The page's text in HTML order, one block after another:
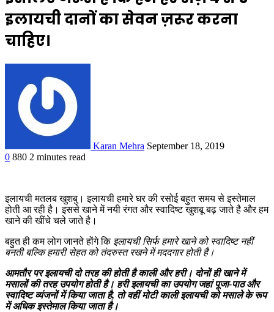
इलायची दानों का सेवन ज़रूर करना
चाहिए।
Karan Mehra September 18, 2019
0 880 2 minutes read
इलायची मतलब खुशबु। इलायची हमारे घर की रसोई बहुत समय से इस्तेमाल
होती आ रही है। इससे खाने में नयी रंगत और स्वादिष्ट खुशबू बढ़ जाते है और हम
खाने की खींचे चले जाते है।
बहुत ही कम लोग जानते होंगे किइलायची सिर्फ हमारे खाने को स्वादिष्ट नहीं
बनती बल्कि हमारी सेहत को तंदरुस्त रखने में मददगार होती है।
आमतौर पर इलायची दो तरह की होती है काली और हरी। दोनों ही खाने में
मसालों की तरह उपयोग होती है। हरी इलायची का उपयोग जहां पूजा-पाठ और
स्वादिष्ट व्यंजनों में किया जाता है, तो वहीं मोटी काली इलायची को मसाले के रूप
में अधिक इस्तेमाल किया जाता है।